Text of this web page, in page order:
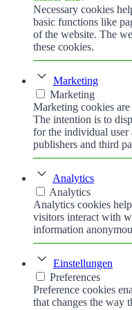
Necessary cookies
basic functions like
of the website. The
these cookies.
Marketing
Marketing
Marketing cookies
The intention is to
for the individual user
publishers and third
Analytics
Analytics
Analytics cookies
visitors interact with
information
Einstellungen
Preferences
Preference cookies
that changes the way